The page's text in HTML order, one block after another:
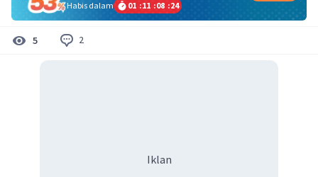
Habis dalam
01 :11 :08 :24
5 2
Iklan